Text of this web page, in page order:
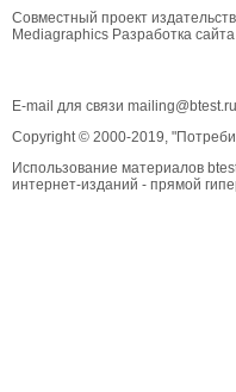
Совместный проект
Mediagraphics Разработка сайта
E-mail для связи mailing@btest.ru
Copyright © 2000-2019,
Использование материалов
интернет-изданий - прямой